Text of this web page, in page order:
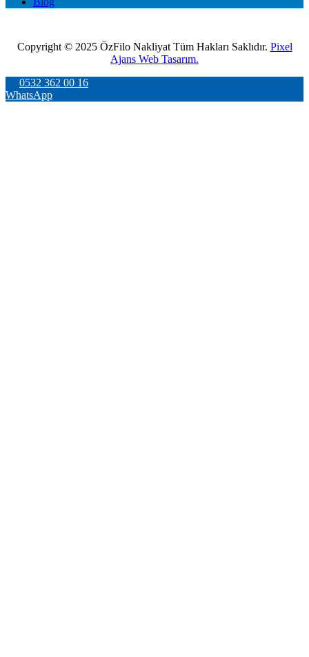
Copyright © 2025 ÖzFilo Nakliyat Tüm Hakları Saklıdır. Pixel
Ajans Web Tasarım.
0532 362 00 16
WhatsApp